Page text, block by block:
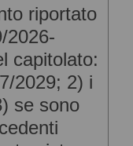
riportato
2026-
capitolato:
2029; 2) i
se sono